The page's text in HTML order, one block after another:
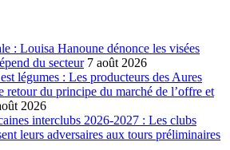
: Louisa Hanoune dénonce les visées
du secteur 7 août 2026
légumes : Les producteurs des Aures
retour du principe du marché de l’offre et
2026
interclubs 2026-2027 : Les clubs
leurs adversaires aux tours préliminaires